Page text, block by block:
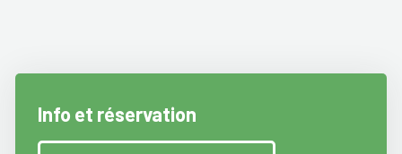
Info et réservation